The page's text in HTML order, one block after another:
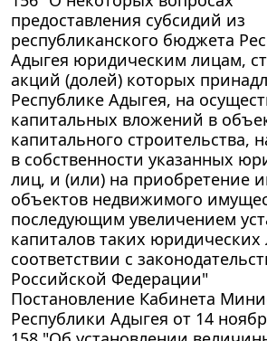
предоставления субсидий из
республиканского бюджета
Адыгея юридическим лицам,
акций (долей) которых
Республике Адыгея, на
капитальных вложений в
капитального строительства,
в собственности указанных
лиц, и (или) на приобретение
объектов недвижимого
последующим увеличением
капиталов таких юридических
соответствии с
Российской Федерации"
Постановление Кабинета
Республики Адыгея от 14